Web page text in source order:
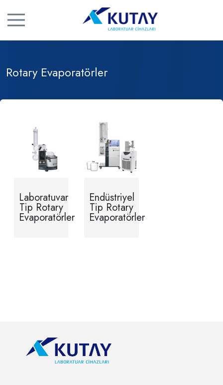
Rotary Evaporatörler
Laboratuvar
Tip Rotary
Evaporatörler
Endüstriyel
Tip Rotary
Evaporatörler